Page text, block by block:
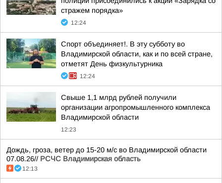
стражем порядка»
12:24
Спорт объединяет!. В эту субботу во
Владимирской области, как и по всей стране,
отметят День физкультурника
12:24
Свыше 1,1 млрд рублей получили
организации агропромышленного комплекса
Владимирской области
12:23
Дождь, гроза, ветер до 15-20 м/с во Владимирской области
07.08.26// РСЧС Владимирская область
12:13